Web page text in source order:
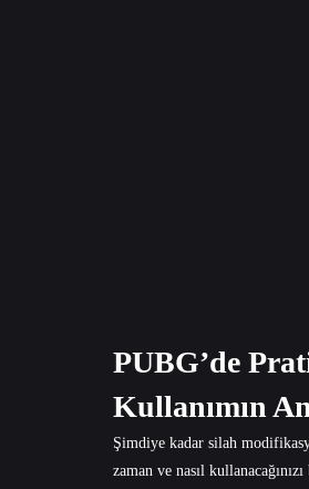
PUBG’de
Kullanımın
Şimdiye kadar silah
zaman ve nasıl